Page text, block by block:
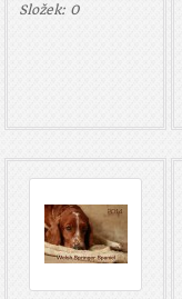
Složek: 0